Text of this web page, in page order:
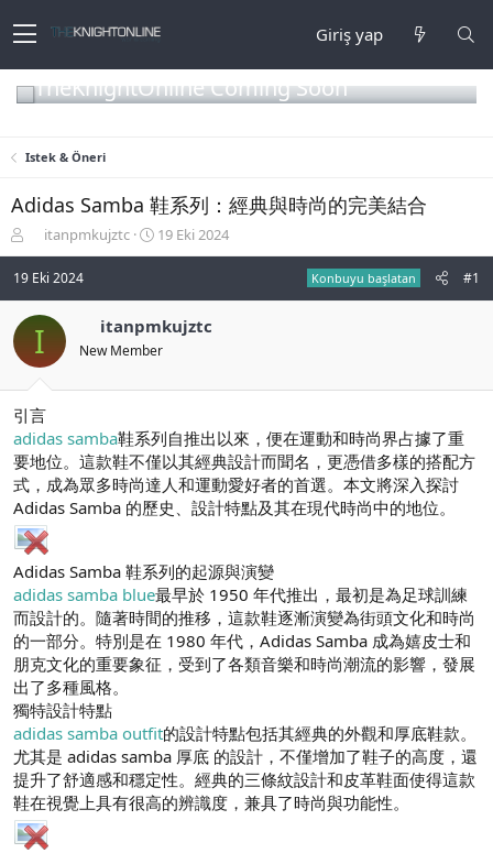
Giriş yap
TheKnightOnline Coming Soon
Istek & Öneri
Adidas Samba 鞋系列：經典與時尚的完美結合
o
n
u
b
a
ş
l
a
t
a
n
itanpmkujztc
B
a
n
g
ç
a
r
i
h
i
19 Eki 2024
19 Eki 2024 Konbuyu başlatan #1
I itanpmkujztc
New Member
引言
adidas samba鞋系列自推出以來，便在運動和時尚界占據了重
要地位。這款鞋不僅以其經典設計而聞名，更憑借多樣的搭配方
式，成為眾多時尚達人和運動愛好者的首選。本文將深入探討
Adidas Samba 的歷史、設計特點及其在現代時尚中的地位。
Adidas Samba 鞋系列的起源與演變
adidas samba blue最早於 1950 年代推出，最初是為足球訓練
而設計的。隨著時間的推移，這款鞋逐漸演變為街頭文化和時尚
的一部分。特別是在 1980 年代，Adidas Samba 成為嬉皮士和
朋克文化的重要象征，受到了各類音樂和時尚潮流的影響，發展
出了多種風格。
獨特設計特點
adidas samba outfit的設計特點包括其經典的外觀和厚底鞋款。
尤其是 adidas samba 厚底 的設計，不僅增加了鞋子的高度，還
提升了舒適感和穩定性。經典的三條紋設計和皮革鞋面使得這款
鞋在視覺上具有很高的辨識度，兼具了時尚與功能性。